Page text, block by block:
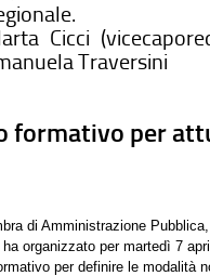
Cicci
Traversini
formativo per
di Amministrazione
organizzato per martedì 7
per definire le modalità